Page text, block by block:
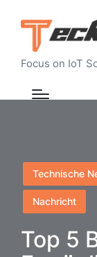
Focus on IoT
Posted
in
Technische
Nachricht
Top 5